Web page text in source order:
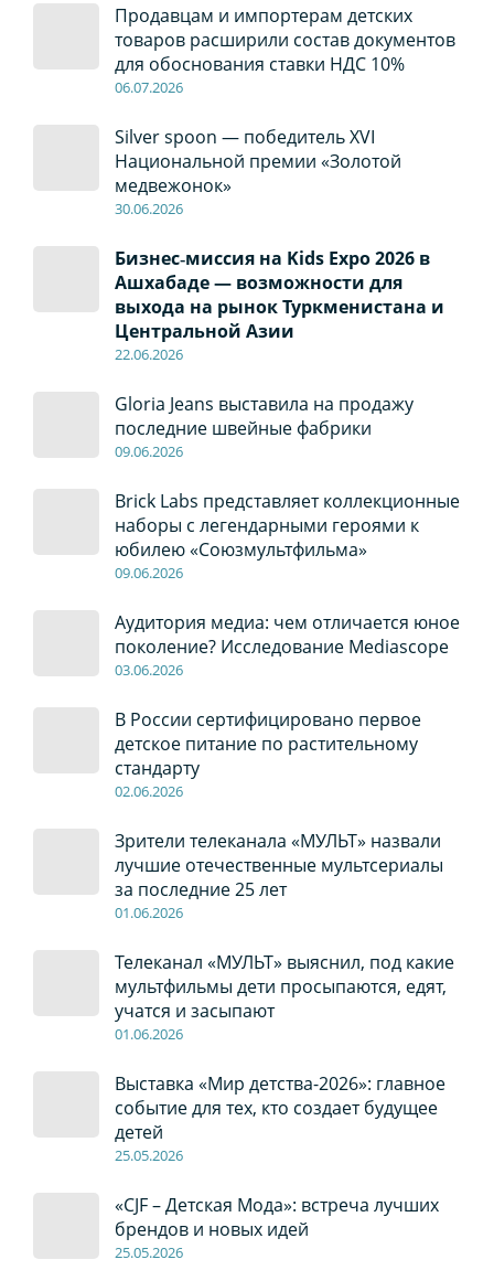
Продавцам и импортерам детских
товаров расширили состав документов
для обоснования ставки НДС 10%
06.07.2026
Silver spoon — победитель XVI
Национальной премии «Золотой
медвежонок»
30.06.2026
Бизнес‑миссия на Kids Expo 2026 в
Ашхабаде — возможности для
выхода на рынок Туркменистана и
Центральной Азии
22.06.2026
Gloria Jeans выставила на продажу
последние швейные фабрики
09.06.2026
Brick Labs представляет коллекционные
наборы с легендарными героями к
юбилею «Союзмультфильма»
09.06.2026
Аудитория медиа: чем отличается юное
поколение? Исследование Mediascope
03.06.2026
В России сертифицировано первое
детское питание по растительному
стандарту
02.06.2026
Зрители телеканала «МУЛЬТ» назвали
лучшие отечественные мультсериалы
за последние 25 лет
01.06.2026
Телеканал «МУЛЬТ» выяснил, под какие
мультфильмы дети просыпаются, едят,
учатся и засыпают
01.06.2026
Выставка «Мир детства-2026»: главное
событие для тех, кто создает будущее
детей
25.05.2026
«CJF – Детская Мода»: встреча лучших
брендов и новых идей
25.05.2026